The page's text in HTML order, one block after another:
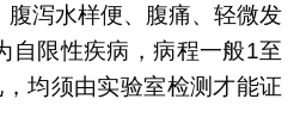
腹泻水样便、腹痛、轻微发
自限性疾病，病程一般1至
均须由实验室检测才能证